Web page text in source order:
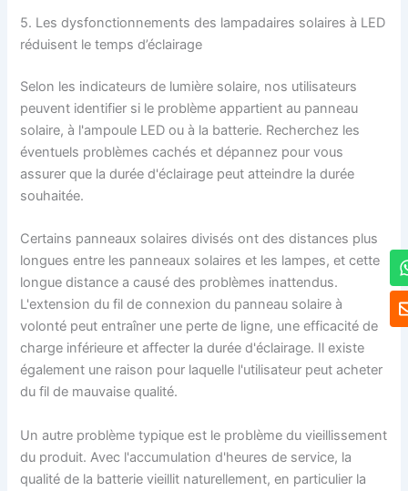
5. Les dysfonctionnements des lampadaires solaires à LED
réduisent le temps d’éclairage
Selon les indicateurs de lumière solaire, nos utilisateurs
peuvent identifier si le problème appartient au panneau
solaire, à l'ampoule LED ou à la batterie. Recherchez les
éventuels problèmes cachés et dépannez pour vous
assurer que la durée d'éclairage peut atteindre la durée
souhaitée.
Certains panneaux solaires divisés ont des distances plus
longues entre les panneaux solaires et les lampes, et cette
longue distance a causé des problèmes inattendus.
L'extension du fil de connexion du panneau solaire à
volonté peut entraîner une perte de ligne, une efficacité de
charge inférieure et affecter la durée d'éclairage. Il existe
également une raison pour laquelle l'utilisateur peut acheter
du fil de mauvaise qualité.
Un autre problème typique est le problème du vieillissement
du produit. Avec l'accumulation d'heures de service, la
qualité de la batterie vieillit naturellement, en particulier la